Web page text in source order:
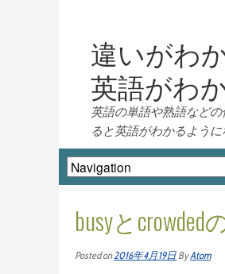
違いがわ
英語がわ
英語の単語や熟語など
ると英語がわかるように
busyとcrowded
Posted on2016年4月19日 ByAtom